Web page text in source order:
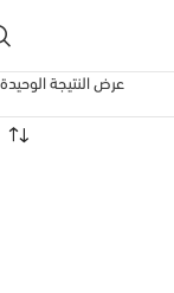
عرض النتيجة الوحيدة